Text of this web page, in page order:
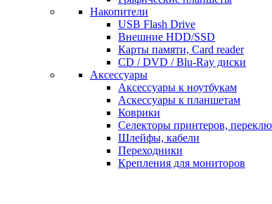
Накопители
USB Flash Drive
Внешние HDD/SSD
Карты памяти, Card reader
CD / DVD / Blu-Ray диски
Аксессуары
Аксессуары к ноутбукам
Аскессуары к планшетам
Коврики
Селекторы принтеров,
Шлейфы, кабели
Переходники
Крепления для мониторов